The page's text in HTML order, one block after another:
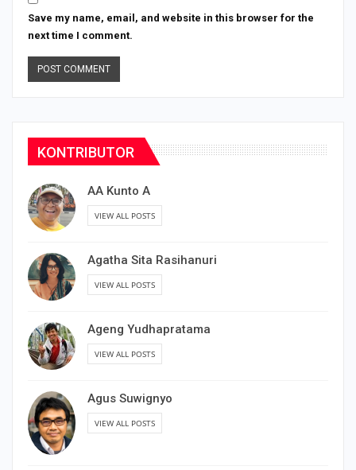
Save my name, email, and website in this browser for the
next time I comment.
KONTRIBUTOR
AA Kunto A
VIEW ALL POSTS
Agatha Sita Rasihanuri
VIEW ALL POSTS
Ageng Yudhapratama
VIEW ALL POSTS
Agus Suwignyo
VIEW ALL POSTS